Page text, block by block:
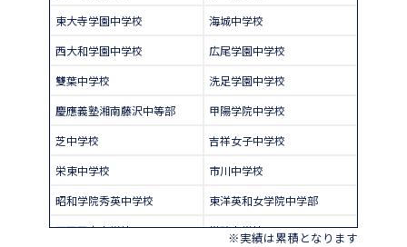
東大寺学園中学校
海城中学校
西大和学園中学校
広尾学園中学校
雙葉中学校
洗足学園中学校
慶應義塾湘南藤沢中等部
甲陽学院中学校
芝中学校
吉祥女子中学校
栄東中学校
市川中学校
昭和学院秀英中学校
東洋英和女学院中学部
四天王寺中学校
巣鴨中学校
※実績は累積となります